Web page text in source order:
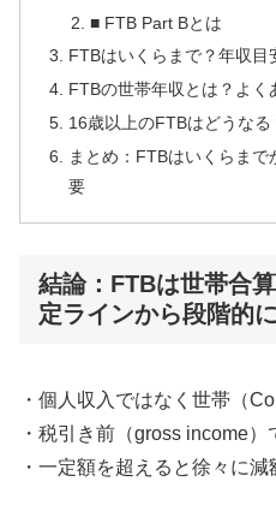
■ FTB Part Bとは
FTBはいくらまで？年収目
FTBの世帯年収とは？よく
16歳以上のFTBはどうなる
まとめ：FTBはいくらま
要
結論：FTBは世帯合
定ラインから段階的
・個人収入ではなく世帯（
・税引き前（gross income）
・一定額を超えると徐々に減